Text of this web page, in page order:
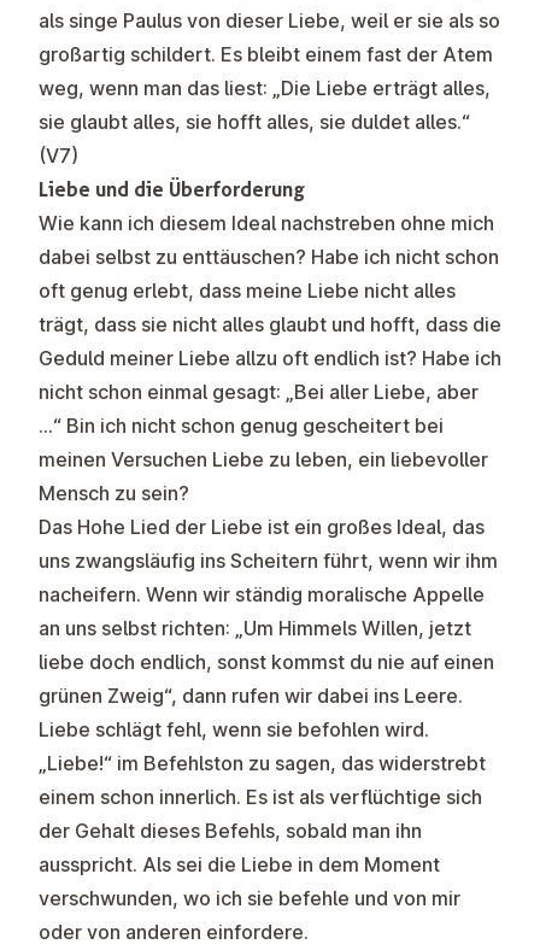
als singe Paulus von dieser Liebe, weil er sie als so
großartig schildert. Es bleibt einem fast der Atem
weg, wenn man das liest: „Die Liebe erträgt alles,
sie glaubt alles, sie hofft alles, sie duldet alles.“
(V7)
Liebe und die Überforderung
Wie kann ich diesem Ideal nachstreben ohne mich
dabei selbst zu enttäuschen? Habe ich nicht schon
oft genug erlebt, dass meine Liebe nicht alles
trägt, dass sie nicht alles glaubt und hofft, dass die
Geduld meiner Liebe allzu oft endlich ist? Habe ich
nicht schon einmal gesagt: „Bei aller Liebe, aber
…“ Bin ich nicht schon genug gescheitert bei
meinen Versuchen Liebe zu leben, ein liebevoller
Mensch zu sein?
Das Hohe Lied der Liebe ist ein großes Ideal, das
uns zwangsläufig ins Scheitern führt, wenn wir ihm
nacheifern. Wenn wir ständig moralische Appelle
an uns selbst richten: „Um Himmels Willen, jetzt
liebe doch endlich, sonst kommst du nie auf einen
grünen Zweig“, dann rufen wir dabei ins Leere.
Liebe schlägt fehl, wenn sie befohlen wird.
„Liebe!“ im Befehlston zu sagen, das widerstrebt
einem schon innerlich. Es ist als verflüchtige sich
der Gehalt dieses Befehls, sobald man ihn
ausspricht. Als sei die Liebe in dem Moment
verschwunden, wo ich sie befehle und von mir
oder von anderen einfordere.